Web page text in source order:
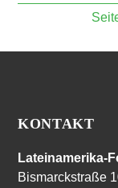
KONTAKT
Lateinamerika-
Bismarckstraße